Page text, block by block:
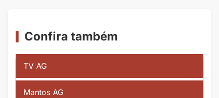
Confira também
TV AG
Mantos AG